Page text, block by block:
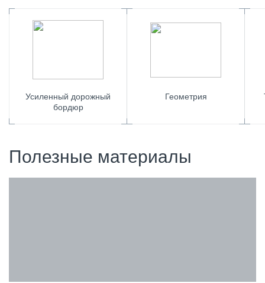
Усиленный дорожный
бордюр
Геометрия
Полезные материалы